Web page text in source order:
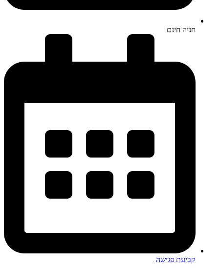
חניה חינם
קביעת פגישה